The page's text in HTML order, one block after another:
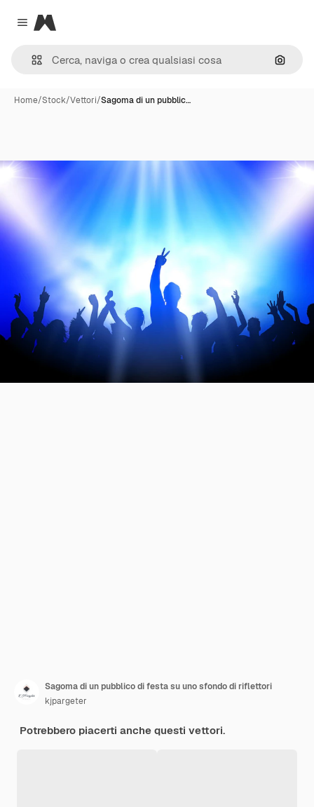
Close menu
Magnific
Cerca
Home/Stock/Vettori/Sagoma di un pubblic…
Sagoma di un pubblico di festa su uno sfondo di riflettori
kjpargeter
Potrebbero piacerti anche questi vettori.